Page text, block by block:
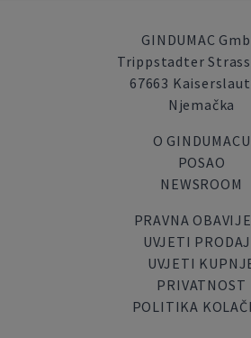
GINDUMAC
Trippstadter
67663
Njemačka
O GINDUMACU
POSAO
NEWSROOM
PRAVNA
UVJETI
UVJETI
PRIVATNOST
POLITIKA